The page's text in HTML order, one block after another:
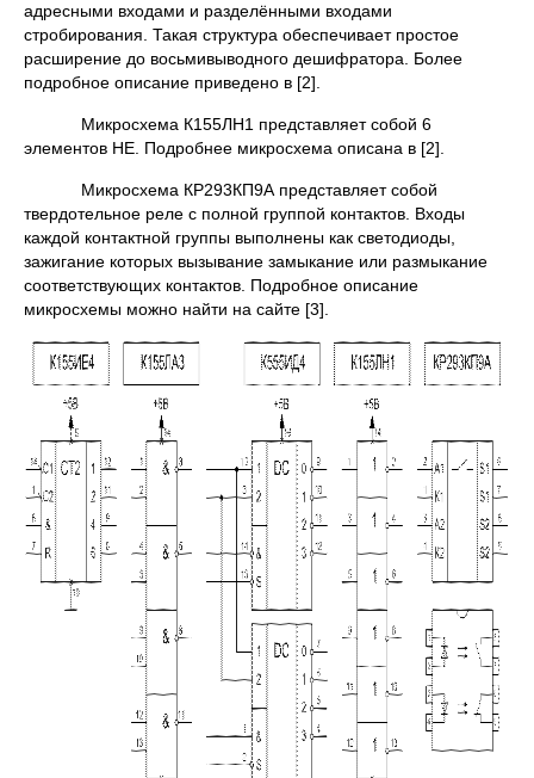
адресными входами и разделёнными входами
стробирования. Такая структура обеспечивает простое
расширение до восьмивыводного дешифратора. Более
подробное описание приведено в [2].
Микросхема К155ЛН1 представляет собой 6
элементов НЕ. Подробнее микросхема описана в [2].
Микросхема КР293КП9А представляет собой
твердотельное реле с полной группой контактов. Входы
каждой контактной группы выполнены как светодиоды,
зажигание которых вызывание замыкание или размыкание
соответствующих контактов. Подробное описание
микросхемы можно найти на сайте [3].